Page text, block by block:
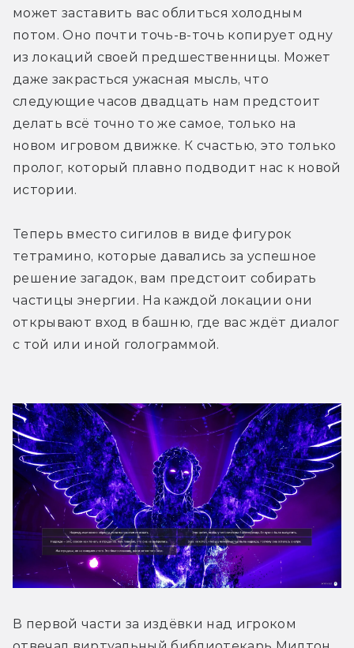
может заставить вас облиться холодным
потом. Оно почти точь-в-точь копирует одну
из локаций своей предшественницы. Может
даже закрасться ужасная мысль, что
следующие часов двадцать нам предстоит
делать всё точно то же самое, только на
новом игровом движке. К счастью, это только
пролог, который плавно подводит нас к новой
истории.
Теперь вместо сигилов в виде фигурок
тетрамино, которые давались за успешное
решение загадок, вам предстоит собирать
частицы энергии. На каждой локации они
открывают вход в башню, где вас ждёт диалог
с той или иной голограммой.
В первой части за издёвки над игроком